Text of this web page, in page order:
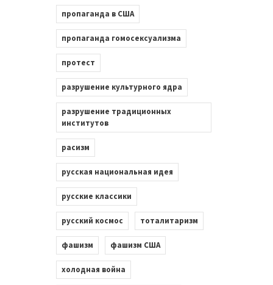
пропаганда в США
пропаганда гомосексуализма
протест
разрушение культурного ядра
разрушение традиционных
институтов
расизм
русская национальная идея
русские классики
русский космос тоталитаризм
фашизм фашизм США
холодная война